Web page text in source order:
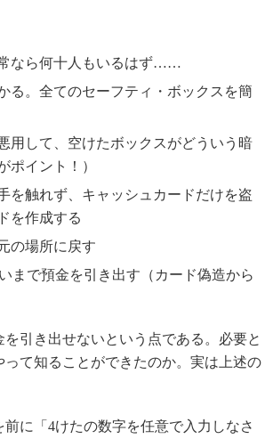
なら何十人もいるはず……
る。全てのセーフティ・ボックスを簡
用して、空けたボックスがどういう暗
ポイント！）
を触れず、キャッシュカードだけを盗
を作成する
の場所に戻す
まで預金を引き出す（カード偽造から
引き出せないという点である。必要と
て知ることができたのか。実は上述の
に「4けたの数字を任意で入力しなさ